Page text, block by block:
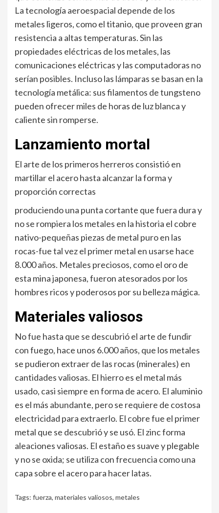
La tecnología aeroespacial depende de los
metales ligeros, como el titanio, que proveen gran
resistencia a altas temperaturas. Sin las
propiedades eléctricas de los metales, las
comunicaciones eléctricas y las computadoras no
serían posibles. Incluso las lámparas se basan en la
tecnología metálica: sus filamentos de tungsteno
pueden ofrecer miles de horas de luz blanca y
caliente sin romperse.
Lanzamiento mortal
El arte de los primeros herreros consistió en
martillar el acero hasta alcanzar la forma y
proporción correctas
produciendo una punta cortante que fuera dura y
no se rompiera los metales en la historia el cobre
nativo-pequeñas piezas de metal puro en las
rocas-fue tal vez el primer metal en usarse hace
8.000 años. Metales preciosos, como el oro de
esta mina japonesa, fueron atesorados por los
hombres ricos y poderosos por su belleza mágica.
Materiales valiosos
No fue hasta que se descubrió el arte de fundir
con fuego, hace unos 6.000 años, que los metales
se pudieron extraer de las rocas (minerales) en
cantidades valiosas. El hierro es el metal más
usado, casi siempre en forma de acero. El aluminio
es el más abundante, pero se requiere de costosa
electricidad para extraerlo. El cobre fue el primer
metal que se descubrió y se usó. El zinc forma
aleaciones valiosas. El estaño es suave y plegable
y no se oxida; se utiliza con frecuencia como una
capa sobre el acero para hacer latas.
Tags: fuerza, materiales valiosos, metales